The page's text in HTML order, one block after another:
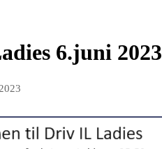
6.juni 2023